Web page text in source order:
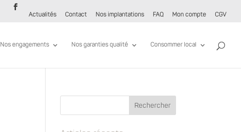
Actualités Contact Nos implantations FAQ Mon compte CGV
Nos engagements Nos garanties qualité Consommer local